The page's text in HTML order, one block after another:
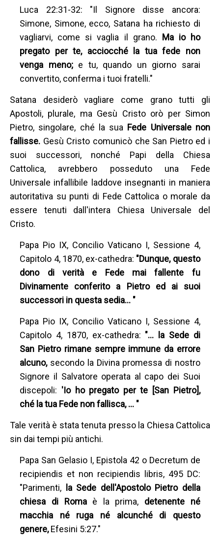
Luca 22:31-32: "Il Signore disse ancora:
Simone, Simone, ecco, Satana ha richiesto di
vagliarvi, come si vaglia il grano. Ma io ho
pregato per te, acciocché la tua fede non
venga meno;e tu, quando un giorno sarai
convertito, conferma i tuoi fratelli."
Satana desiderò vagliare come grano tutti gli
Apostoli, plurale, ma Gesù Cristo orò per Simon
Pietro, singolare, ché la sua Fede Universale non
fallisse. Gesù Cristo comunicò che San Pietro ed i
suoi successori, nonché Papi della Chiesa
Cattolica, avrebbero posseduto una Fede
Universale infallibile laddove insegnanti in maniera
autoritativa su punti di Fede Cattolica o morale da
essere tenuti dall'intera Chiesa Universale del
Cristo.
Papa Pio IX, Concilio Vaticano I, Sessione 4,
Capitolo 4, 1870, ex-cathedra: "Dunque, questo
dono di verità e Fede mai fallente fu
Divinamente conferito a Pietro ed ai suoi
successori in questa sedia… "
Papa Pio IX, Concilio Vaticano I, Sessione 4,
Capitolo 4, 1870, ex-cathedra: "… la Sede di
San Pietro rimane sempre immune da errore
alcuno, secondo la Divina promessa di nostro
Signore il Salvatore operata al capo dei Suoi
discepoli: 'Io ho pregato per te [San Pietro],
ché la tua Fede non fallisca, … "
Tale verità è stata tenuta presso la Chiesa Cattolica
sin dai tempi più antichi.
Papa San Gelasio I, Epistola 42 o Decretum de
recipiendis et non recipiendis libris, 495 DC:
"Parimenti, la Sede dell'Apostolo Pietro della
chiesa di Roma è la prima, detenente né
macchia né ruga né alcunché di questo
genere,Efesini 5:27."